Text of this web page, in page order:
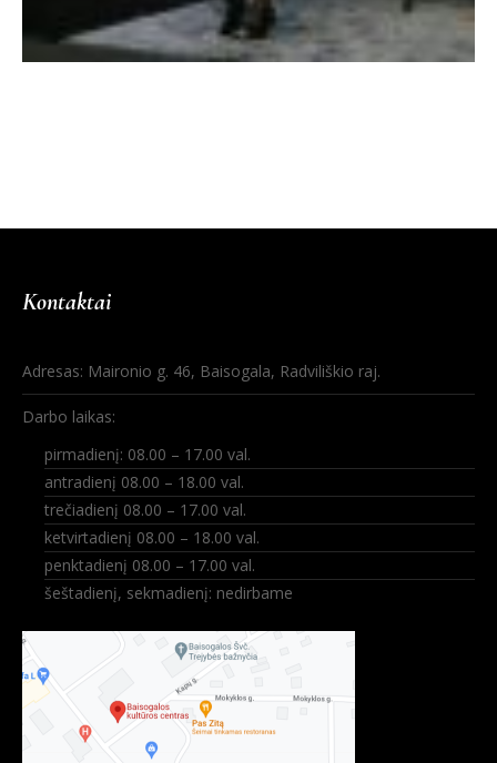
Kontaktai
Adresas: Maironio g. 46, Baisogala, Radviliškio raj.
Darbo laikas:
pirmadienį: 08.00 – 17.00 val.
antradienį 08.00 – 18.00 val.
trečiadienį 08.00 – 17.00 val.
ketvirtadienį 08.00 – 18.00 val.
penktadienį 08.00 – 17.00 val.
šeštadienį, sekmadienį: nedirbame